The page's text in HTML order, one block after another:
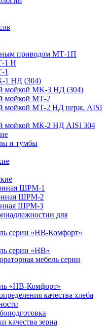
приводом МТ-1П
1 Н
1
1 НД (304)
мойкой МK-3 НД (304)
мойкой МТ-2
мойкой МТ-2 НД нерж. AISI
мойкой МК-2 НД AISI 304
и тумбы
ШРМ-1
ШРМ-2
ШРМ-3
для
серии «НВ-Комфорт»
серии «НВ»
мебель серии
«НВ-Комфорт»
качества хлеба
качества зерна